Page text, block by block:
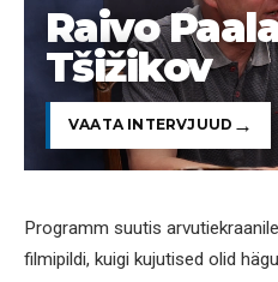
Raivo
Tšižikov
VAATA INTERVJUUD
Programm suutis
filmipildi, kuigi kujutised olid